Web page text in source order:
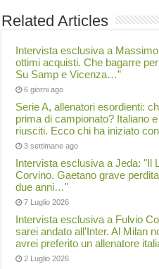
Related Articles
Intervista esclusiva a
ottimi acquisti. Che bagarre
Su Samp e Vicenza…”
6 giorni ago
Serie A, allenatori esordienti:
prima di campionato? Italiano
riusciti. Ecco chi ha iniziato
3 settimane ago
Intervista esclusiva a Jeda: "Il
Corvino. Gaetano grave
due anni…"
7 Luglio 2026
Intervista esclusiva a Fulvio
sarei andato all'Inter. Al Milan
avrei preferito un allenatore
2 Luglio 2026